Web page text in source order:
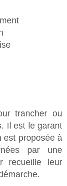
trancher ou
Il est le garant
est proposée à
par une
recueille leur